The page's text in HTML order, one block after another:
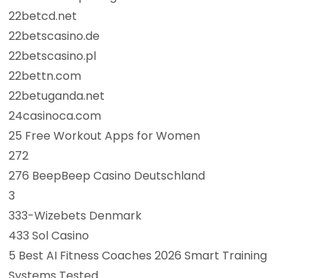
22betcd.net
22betscasino.de
22betscasino.pl
22bettn.com
22betuganda.net
24casinoca.com
25 Free Workout Apps for Women
272
276 BeepBeep Casino Deutschland
3
333-Wizebets Denmark
433 Sol Casino
5 Best AI Fitness Coaches 2026 Smart Training